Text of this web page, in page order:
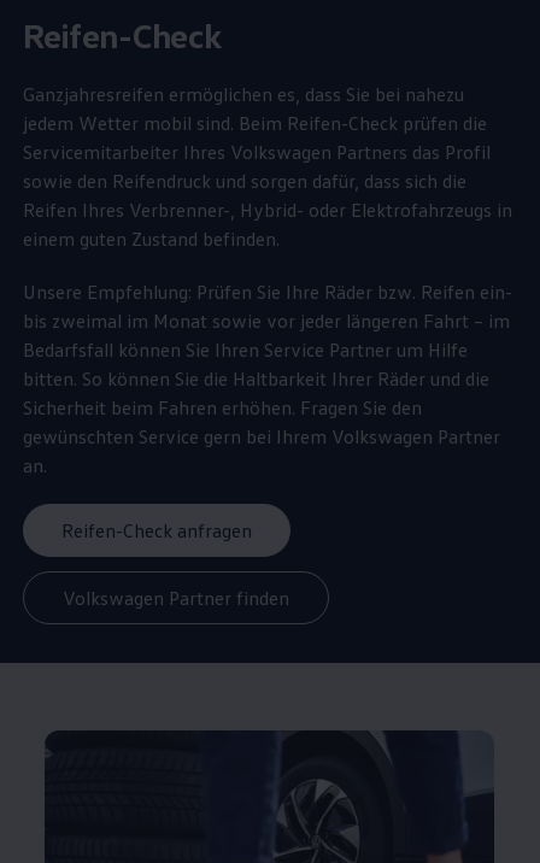
Reifen-Check
Ganzjahresreifen ermöglichen es, dass Sie bei nahezu
jedem Wetter mobil sind. Beim Reifen-Check prüfen die
Servicemitarbeiter Ihres Volkswagen Partners das Profil
sowie den Reifendruck und sorgen dafür, dass sich die
Reifen Ihres Verbrenner-, Hybrid- oder Elektrofahrzeugs in
einem guten Zustand befinden.
Unsere Empfehlung: Prüfen Sie Ihre Räder bzw. Reifen ein-
bis zweimal im Monat sowie vor jeder längeren Fahrt – im
Bedarfsfall können Sie Ihren Service Partner um Hilfe
bitten. So können Sie die Haltbarkeit Ihrer Räder und die
Sicherheit beim Fahren erhöhen. Fragen Sie den
gewünschten Service gern bei Ihrem Volkswagen Partner
an.
Reifen-Check anfragen
Volkswagen Partner finden